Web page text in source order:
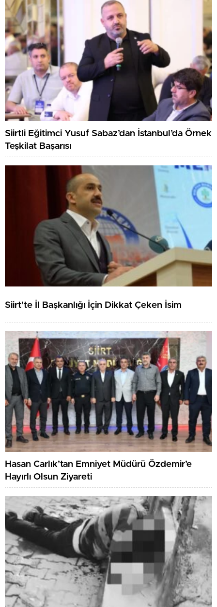
Siirtli Eğitimci Yusuf Sabaz’dan İstanbul’da Örnek
Teşkilat Başarısı
Siirt’te İl Başkanlığı İçin Dikkat Çeken İsim
Hasan Carlık’tan Emniyet Müdürü Özdemir’e
Hayırlı Olsun Ziyareti